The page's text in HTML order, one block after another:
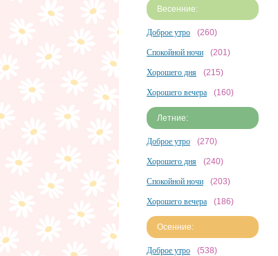
Весенние:
Доброе утро (260)
Спокойной ночи (201)
Хорошего дня (215)
Хорошего вечера (160)
Летние:
Доброе утро (270)
Хорошего дня (240)
Спокойной ночи (203)
Хорошего вечера (186)
Осенние:
Доброе утро (538)